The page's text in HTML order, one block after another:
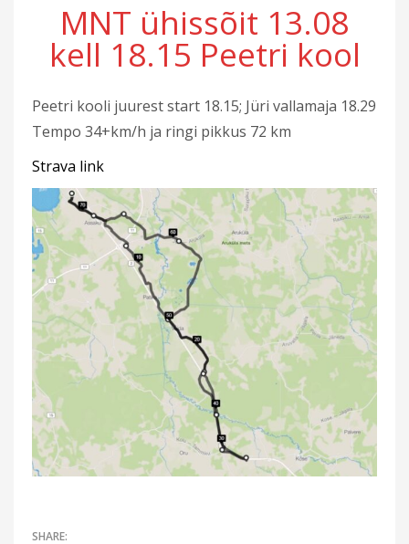
MNT ühissõit 13.08
kell 18.15 Peetri kool
Peetri kooli juurest start 18.15; Jüri vallamaja 18.29
Tempo 34+km/h ja ringi pikkus 72 km
Strava link